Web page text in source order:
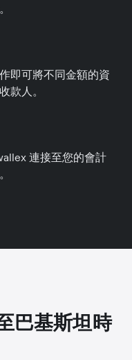
即可將不同金額的資
款人。
連接至您的會計
巴基斯坦時